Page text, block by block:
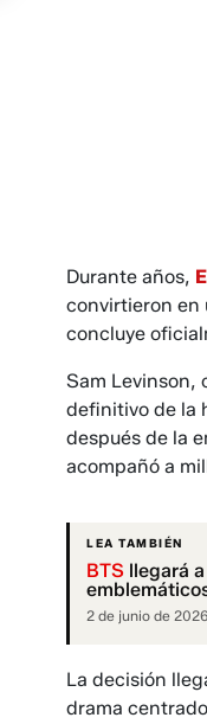
Durante años,
convirtieron en
concluye
Sam Levinson,
definitivo de la
después de la
acompañó a
LEA TAMBIÉN
BTS llegará
2 de junio de 2026
La decisión
drama